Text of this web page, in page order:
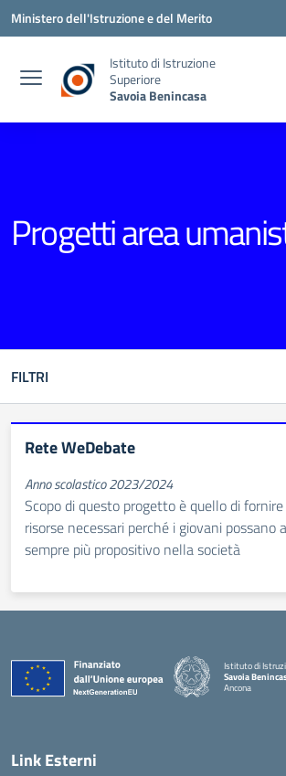
Vai ai contenuti
Vai al menu di navigazione
Vai al footer
Ministero dell'Istruzione e del Merito
Istituto di Istruzione
Superiore
Savoia Benincasa
Progetti area
FILTRI
Rete WeDebate
Anno scolastico 2023/2024
Scopo di questo progetto è quello di
risorse necessari perché i giovani possano
sempre più propositivo nella società
Istituto di
Savoia
Ancona
Link Esterni